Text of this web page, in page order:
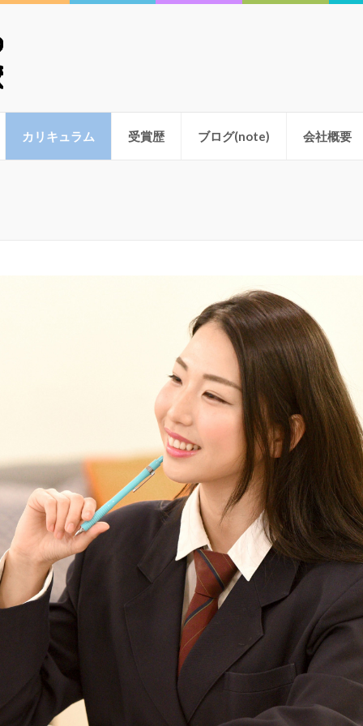
校
カリキュラム 受賞歴 ブログ(note) 会社概要